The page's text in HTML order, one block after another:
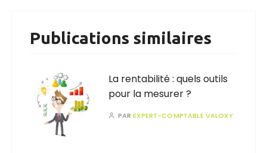
Publications similaires
La rentabilité : quels outils
pour la mesurer ?
PAREXPERT-COMPTABLE VALOXY